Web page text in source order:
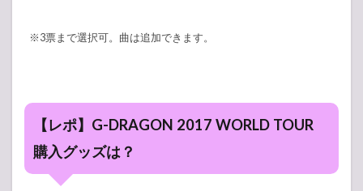
※3票まで選択可。曲は追加できます。
【レポ】G-DRAGON 2017 WORLD TOUR
購入グッズは？